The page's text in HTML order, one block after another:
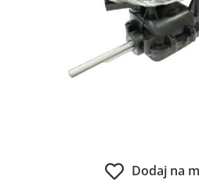
Dodaj na